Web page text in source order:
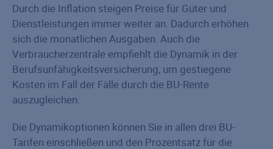
Durch die Inflation steigen Preise für Güter und
Dienstleistungen immer weiter an. Dadurch erhöhen
sich die monatlichen Ausgaben. Auch die
Verbraucherzentrale empfiehlt die Dynamik in der
Berufsunfähigkeitsversicherung, um gestiegene
Kosten im Fall der Fälle durch die BU-Rente
auszugleichen.
Die Dynamikoptionen können Sie in allen drei BU-
Tarifen einschließen und den Prozentsatz für die